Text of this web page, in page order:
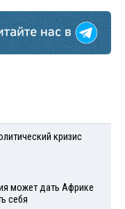
кризис
может дать Африке
себя